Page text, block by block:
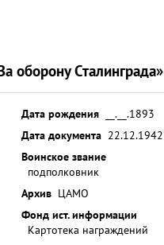
оборону Сталинграда»
Дата рождения
__.__.1893
Дата документа 22.12.1942
Воинское звание
подполковник
Архив ЦАМО
Фонд ист. информации
Картотека награждений